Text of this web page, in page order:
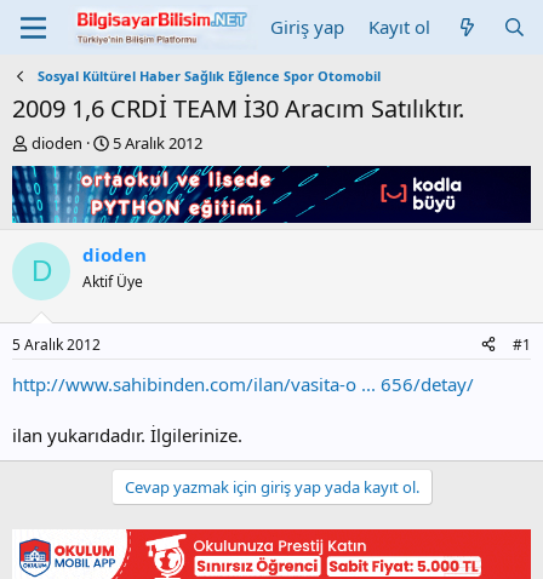
Giriş yap Kayıt ol
Sosyal Kültürel Haber Sağlık Eğlence Spor Otomobil
2009 1,6 CRDİ TEAM İ30 Aracım Satılıktır.
K
o
n
b
u
y
b
a
ş
l
a
n
dioden
B
a
ş
l
a
n
g
a
r
i
5 Aralık 2012
D dioden
Aktif Üye
5 Aralık 2012 #1
http://www.sahibinden.com/ilan/vasita-o ... 656/detay/
ilan yukarıdadır. İlgilerinize.
Cevap yazmak için giriş yap yada kayıt ol.